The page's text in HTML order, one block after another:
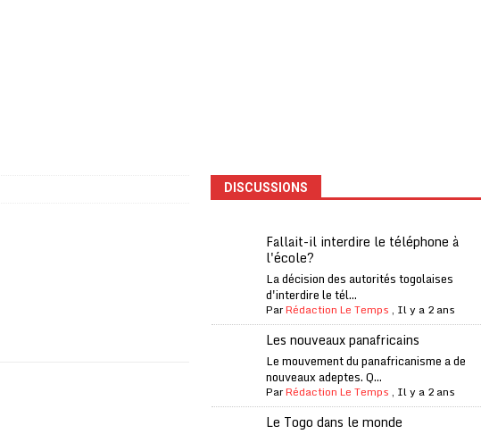
l’Italie et de l’AC Milan, est mort à 66 ans
A LA UNE
menace à «l’unanimité» d’un boycott des Coupes du monde
A LA UNE
DISCUSSIONS
Fallait-il interdire le téléphone à
l'école?
La décision des autorités togolaises
d'interdire le tél...
ParRédaction Le Temps , Il y a 2 ans
Les nouveaux panafricains
Le mouvement du panafricanisme a de
nouveaux adeptes. Q...
ParRédaction Le Temps , Il y a 2 ans
Le Togo dans le monde